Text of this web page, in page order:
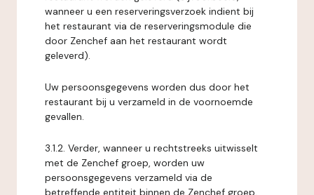
wanneer u een reserveringsverzoek indient bij
het restaurant via de reserveringsmodule die
door Zenchef aan het restaurant wordt
geleverd).
Uw persoonsgegevens worden dus door het
restaurant bij u verzameld in de voornoemde
gevallen.
3.1.2. Verder, wanneer u rechtstreeks uitwisselt
met de Zenchef groep, worden uw
persoonsgegevens verzameld via de
betreffende entiteit binnen de Zenchef groep.